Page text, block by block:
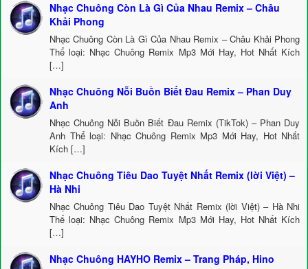
Nhạc Chuông Còn Là Gì Của Nhau Remix – Châu
Khải Phong
Nhạc Chuông Còn Là Gì Của Nhau Remix – Châu Khải Phong
Thể loại: Nhạc Chuông Remix Mp3 Mới Hay, Hot Nhất Kích
[…]
Nhạc Chuông Nỗi Buồn Biết Đau Remix – Phan Duy
Anh
Nhạc Chuông Nỗi Buồn Biết Đau Remix (TikTok) – Phan Duy
Anh Thể loại: Nhạc Chuông Remix Mp3 Mới Hay, Hot Nhất
Kích […]
Nhạc Chuông Tiêu Dao Tuyệt Nhất Remix (lời Việt) –
Hà Nhi
Nhạc Chuông Tiêu Dao Tuyệt Nhất Remix (lời Việt) – Hà Nhi
Thể loại: Nhạc Chuông Remix Mp3 Mới Hay, Hot Nhất Kích
[…]
Nhạc Chuông HAYHO Remix – Trang Pháp, Hino